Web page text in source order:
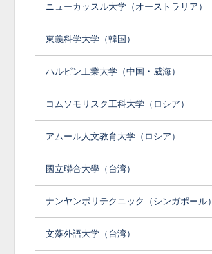
ニューカッスル大学（オーストラリア）
東義科学大学（韓国）
ハルピン工業大学（中国・威海）
コムソモリスク工科大学（ロシア）
アムール人文教育大学（ロシア）
國立聯合大學（台湾）
ナンヤンポリテクニック（シンガポール）
文藻外語大学（台湾）